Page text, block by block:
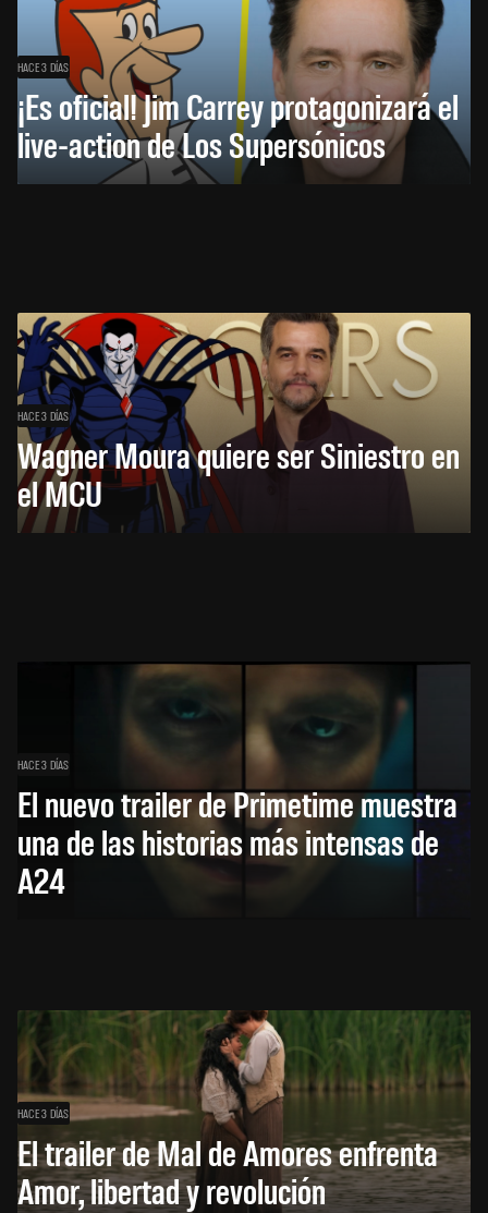
HACE 3 DÍAS
¡Es oficial! Jim Carrey protagonizará el
live-action de Los Supersónicos
HACE 3 DÍAS
Wagner Moura quiere ser Siniestro en
el MCU
HACE 3 DÍAS
El nuevo trailer de Primetime muestra
una de las historias más intensas de
A24
HACE 3 DÍAS
El trailer de Mal de Amores enfrenta
Amor, libertad y revolución